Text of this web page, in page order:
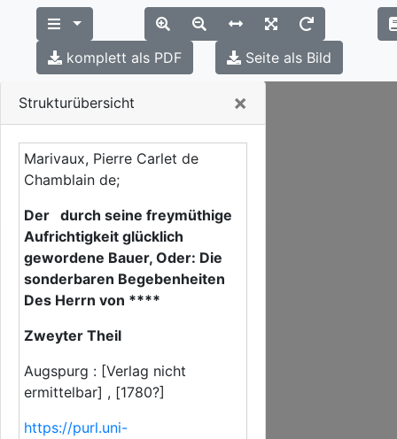
Strukturübersicht ×
Marivaux, Pierre Carlet de
Chamblain de;
Der durch seine freymüthige
Aufrichtigkeit glücklich
gewordene Bauer, Oder: Die
sonderbaren Begebenheiten
Des Herrn von ****
Zweyter Theil
Augspurg : [Verlag nicht
ermittelbar] , [1780?]
https://purl.uni-
komplett als PDF Seite als Bild